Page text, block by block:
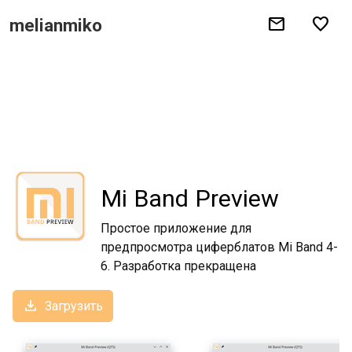
melianmiko mail favorite
Mi Band Preview
Простое приложение для
предпросмотра циферблатов Mi Band 4-
6. Разработка прекращена
download Загрузить